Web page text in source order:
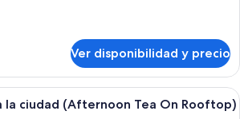
Ver disponibilidad y precio
Habitación de hotel con cama,
la ciudad (Afternoon Tea On Rooftop)